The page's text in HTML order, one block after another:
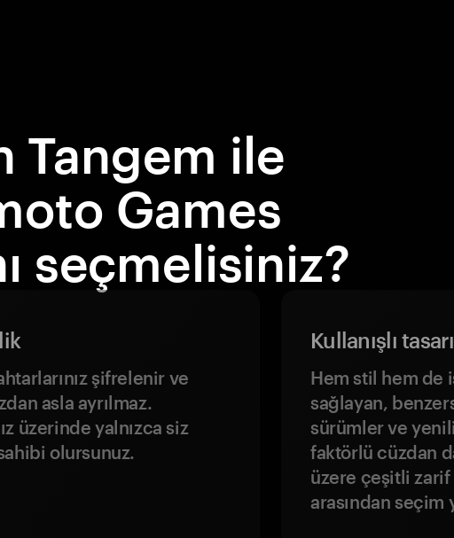
Tangem ile
Games
seçmelisiniz?
şifrelenir ve
asla ayrılmaz.
üzerinde yalnızca siz
olursunuz.
Kullanışlı
Hem stil hem de
sağlayan,
sürümler ve
faktörlü cüzdan
üzere çeşitli zarif
arasından seçim